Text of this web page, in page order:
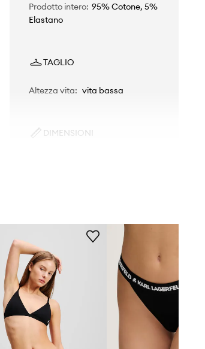
Prodotto intero: 95% Cotone, 5%
Elastano
TAGLIO
Altezza vita: vita bassa
DIMENSIONI
Tabella di taglie